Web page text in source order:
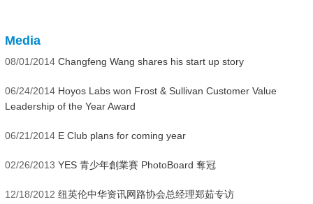
Media
08/01/2014 Changfeng Wang shares his start up story
06/24/2014 Hoyos Labs won Frost & Sullivan Customer Value
Leadership of the Year Award
06/21/2014 E Club plans for coming year
02/26/2013 YES 青少年創業賽 PhotoBoard 奪冠
12/18/2012 纽英伦中华资讯网路协会总经理郑茹专访